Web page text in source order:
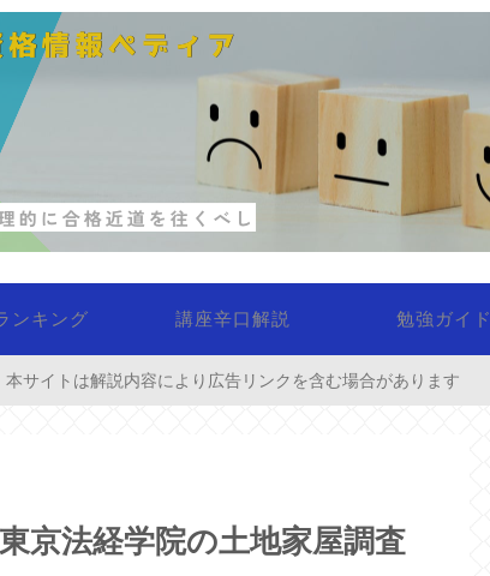
ンキング 講座辛口解説 勉強ガイド
本サイトは解説内容により広告リンクを含む場合があります
京法経学院の土地家屋調査